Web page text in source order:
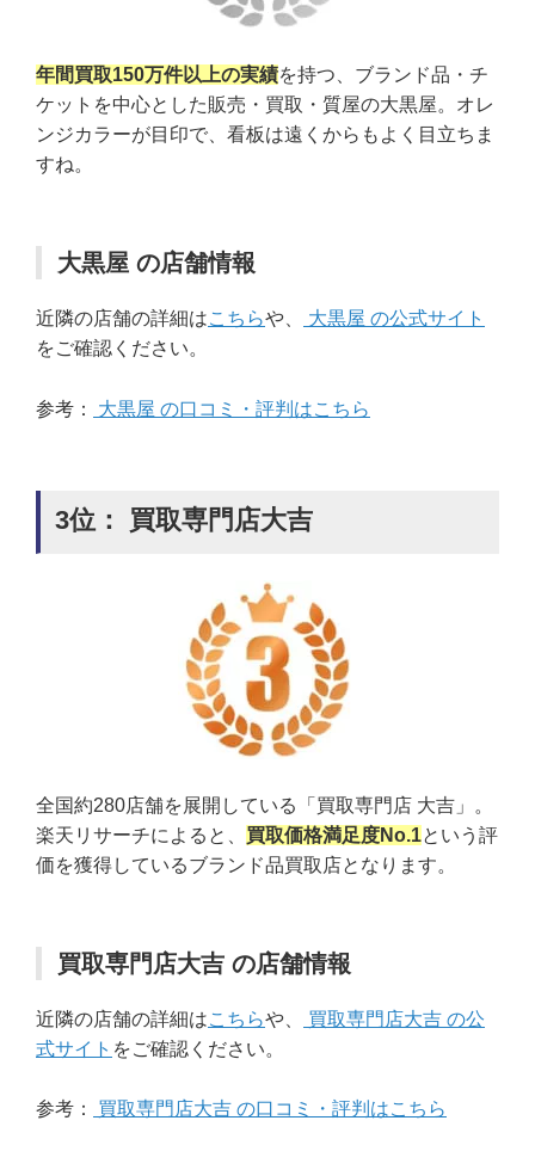
年間買取150万件以上の実績を持つ、ブランド品・チ
ケットを中心とした販売・買取・質屋の大黒屋。オレ
ンジカラーが目印で、看板は遠くからもよく目立ちま
すね。
大黒屋 の店舗情報
近隣の店舗の詳細はこちらや、
大黒屋 の公式サイト
をご確認ください。
参考： 大黒屋 の口コミ・評判はこちら
3位： 買取専門店大吉
全国約280店舗を展開している「買取専門店 大吉」。
楽天リサーチによると、 買取価格満足度No.1という評
価を獲得しているブランド品買取店となります。
買取専門店大吉 の店舗情報
近隣の店舗の詳細はこちらや、
買取専門店大吉 の公
式サイト をご確認ください。
参考： 買取専門店大吉 の口コミ・評判はこちら